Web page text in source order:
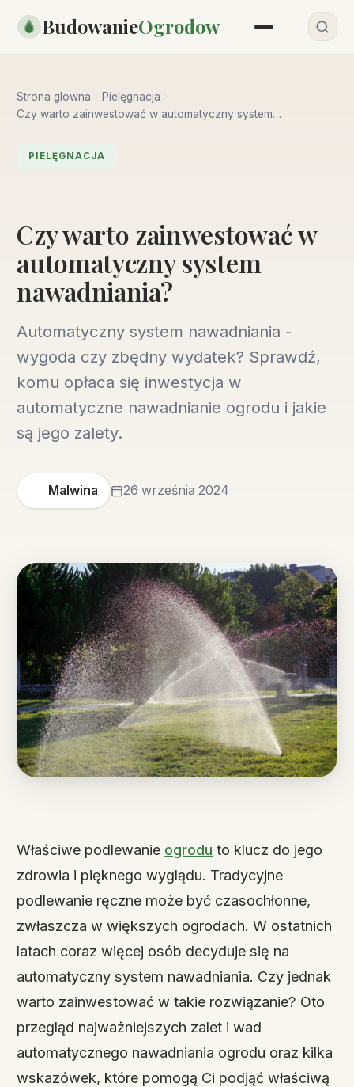
BudowanieOgrodow
Strona glowna
Pielęgnacja
Czy warto zainwestować w automatyczny system
PIELĘGNACJA
Czy warto zainwestować w
automatyczny system
nawadniania?
Automatyczny system nawadniania -
wygoda czy zbędny wydatek? Sprawdź,
komu opłaca się inwestycja w
automatyczne nawadnianie ogrodu i jakie
są jego zalety.
Malwina 26 września 2024
Właściwe podlewanie ogrodu to klucz do jego
zdrowia i pięknego wyglądu. Tradycyjne
podlewanie ręczne może być czasochłonne,
zwłaszcza w większych ogrodach. W ostatnich
latach coraz więcej osób decyduje się na
automatyczny system nawadniania. Czy jednak
warto zainwestować w takie rozwiązanie? Oto
przegląd najważniejszych zalet i wad
automatycznego nawadniania ogrodu oraz kilka
wskazówek, które pomogą Ci podjąć właściwą